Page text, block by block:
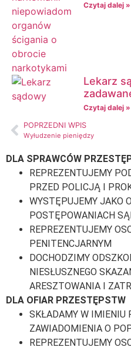
Czytaj dalej »
Lekarz
Czytaj dalej »
POPRZEDNI WPIS
Wyłudzenie pieniędzy
DLA SPRAWCÓW
REPREZENTUJEMY
PRZED POLICJĄ I
WYSTĘPUJEMY JAKO
POSTĘPOWANIACH
REPREZENTUJEMY
PENITENCJARNYM
DOCHODZIMY
NIESŁUSZNEGO
ARESZTOWANIA I
DLA OFIAR PRZESTĘPSTW
SKŁADAMY W IMIENIU
ZAWIADOMIENIA O
REPREZENTUJEMY